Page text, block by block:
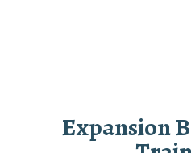
Expansion